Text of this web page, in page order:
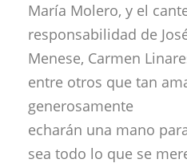
María Molero, y el
responsabilidad de
Menese, Carmen
entre otros que tan
generosamente
echarán una mano
sea todo lo que se